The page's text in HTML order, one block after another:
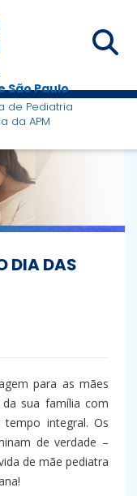
São Paulo
de Pediatria
da APM
DIA DAS
para as mães
sua família com
integral. Os
de verdade –
de mãe pediatra